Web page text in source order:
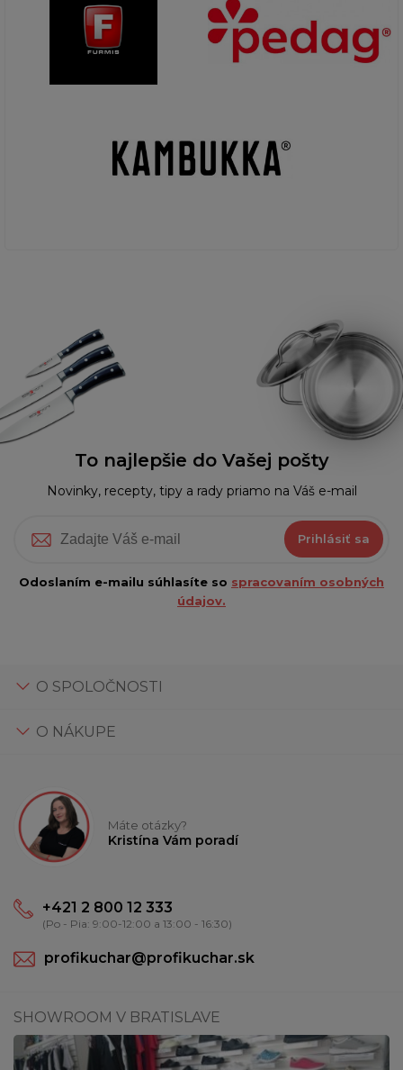
To najlepšie do Vašej pošty
Novinky, recepty, tipy a rady priamo na Váš e-mail
Prihlásiť sa
Odoslaním e-mailu súhlasíte so spracovaním osobných
údajov.
O SPOLOČNOSTI
O NÁKUPE
Máte otázky?
Kristína Vám poradí
+421 2 800 12 333
(Po - Pia: 9:00-12:00 a 13:00 - 16:30)
profikuchar@profikuchar.sk
SHOWROOM V BRATISLAVE